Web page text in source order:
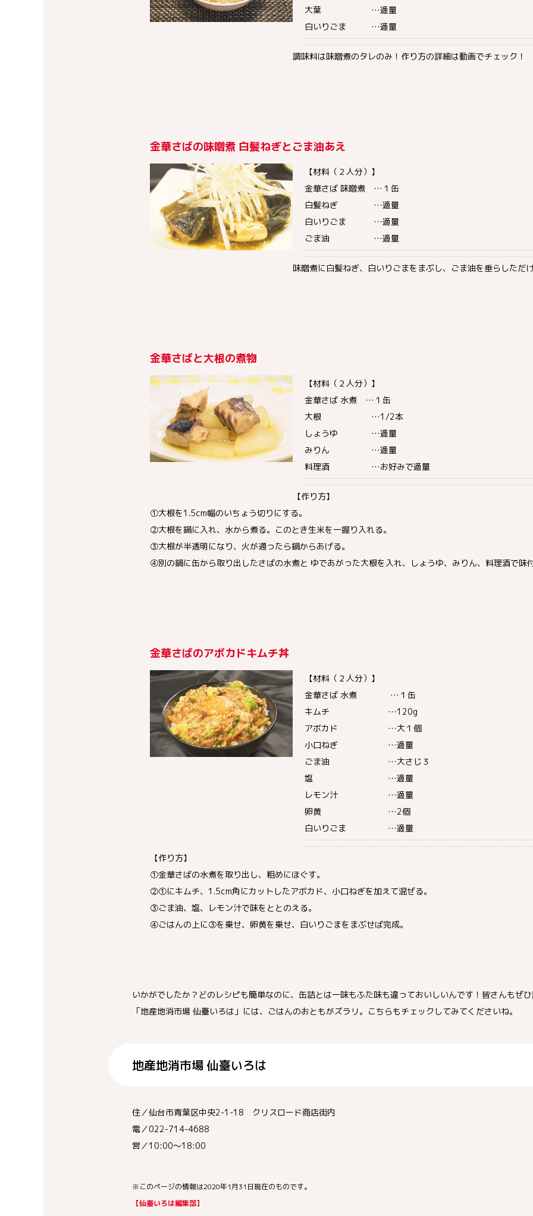
大葉 …適量
白いりごま …適量
調味料は味噌煮のタレのみ！作り方の詳細は動画でチェック！
金華さばの味噌煮 白髪ねぎとごま油あえ
【材料（２人分）】
金華さば 味噌煮 …１缶
白髪ねぎ …適量
白いりごま …適量
ごま油 …適量
味噌煮に白髪ねぎ、白いりごまをまぶし、ごま油を垂らしただ
金華さばと大根の煮物
【材料（２人分）】
金華さば 水煮 …１缶
大根 …1/2本
しょうゆ …適量
みりん …適量
料理酒 …お好みで適量
【作り方】
①大根を1.5cm幅のいちょう切りにする。
②大根を鍋に入れ、水から煮る。このとき生米を一握り入れる。
③大根が半透明になり、火が通ったら鍋からあげる。
④別の鍋に缶から取り出したさばの水煮と ゆであがった大根を入れ、しょうゆ、みりん、料理酒で味付
金華さばのアボカドキムチ丼
【材料（２人分）】
金華さば 水煮 …１缶
キムチ …120g
アボカド …大１個
小口ねぎ …適量
ごま油 …大さじ３
塩 …適量
レモン汁 …適量
卵黄 …2個
白いりごま …適量
【作り方】
①金華さばの水煮を取り出し、粗めにほぐす。
②①にキムチ、1.5cm角にカットしたアボカド、小口ねぎを加えて混ぜる。
③ごま油、塩、レモン汁で味をととのえる。
④ごはんの上に③を乗せ、卵黄を乗せ、白いりごまをまぶせば完成。
いかがでしたか？どのレシピも簡単なのに、缶詰とは一味もふた味も違っておいしいんです！皆さんもぜ
「地産地消市場 仙臺いろは」には、ごはんのおともがズラリ。こちらもチェックしてみてくださいね。
地産地消市場 仙臺いろは
住／仙台市青葉区中央2-1-18 クリスロード商店街内
電／022-714-4688
営／10:00～18:00
※このページの情報は2020年1月31日現在のものです。
【仙臺いろは編集部】